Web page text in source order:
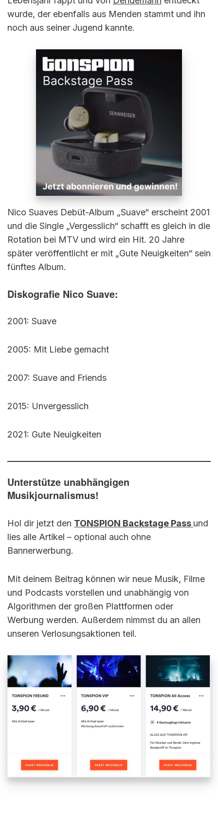
wurde, der ebenfalls aus Menden stammt und ihn
noch aus seiner Jugend kannte.
Nico Suaves Debüt-Album „Suave“ erscheint 2001
und die Single „Vergesslich“ schafft es gleich in die
Rotation bei MTV und wird ein Hit. 20 Jahre
später veröffentlicht er mit „Gute Neuigkeiten“ sein
fünftes Album.
Diskografie Nico Suave:
2001: Suave
2005: Mit Liebe gemacht
2007: Suave and Friends
2015: Unvergesslich
2021: Gute Neuigkeiten
Unterstütze unabhängigen
Musikjournalismus!
Hol dir jetzt den TONSPION Backstage Pass und
lies alle Artikel – optional auch ohne
Bannerwerbung.
Mit deinem Beitrag können wir neue Musik, Filme
und Podcasts vorstellen und unabhängig von
Algorithmen der großen Plattformen oder
Werbung werden. Außerdem nimmst du an allen
unseren Verlosungsaktionen teil.